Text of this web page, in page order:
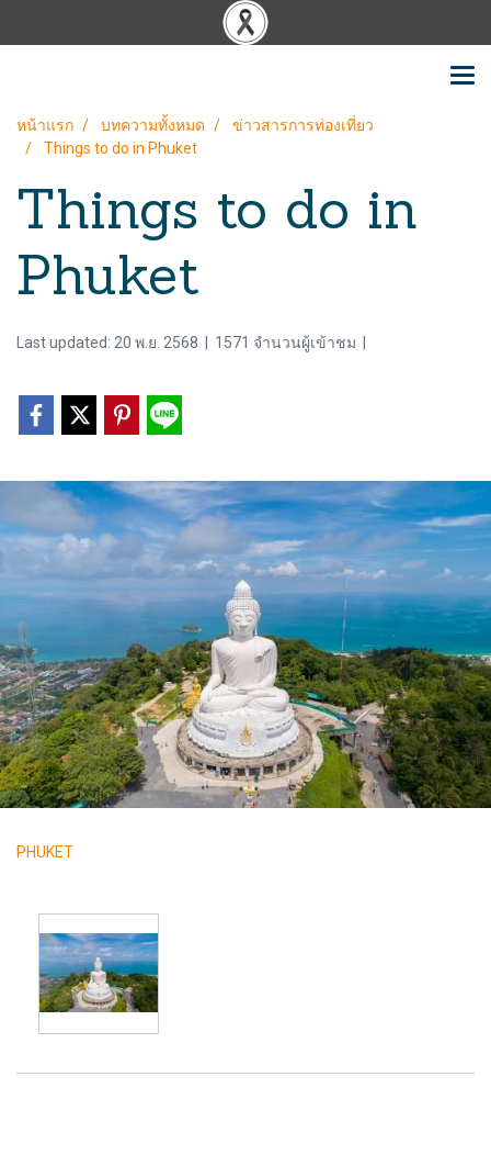
หน้าแรก บทความทั้งหมด
ข่าวสารการท่องเที่ยว
Things to do in Phuket
Things to do in
Phuket
Last updated: 20 พ.ย. 2568 1571 จำนวนผู้เข้าชม
PHUKET